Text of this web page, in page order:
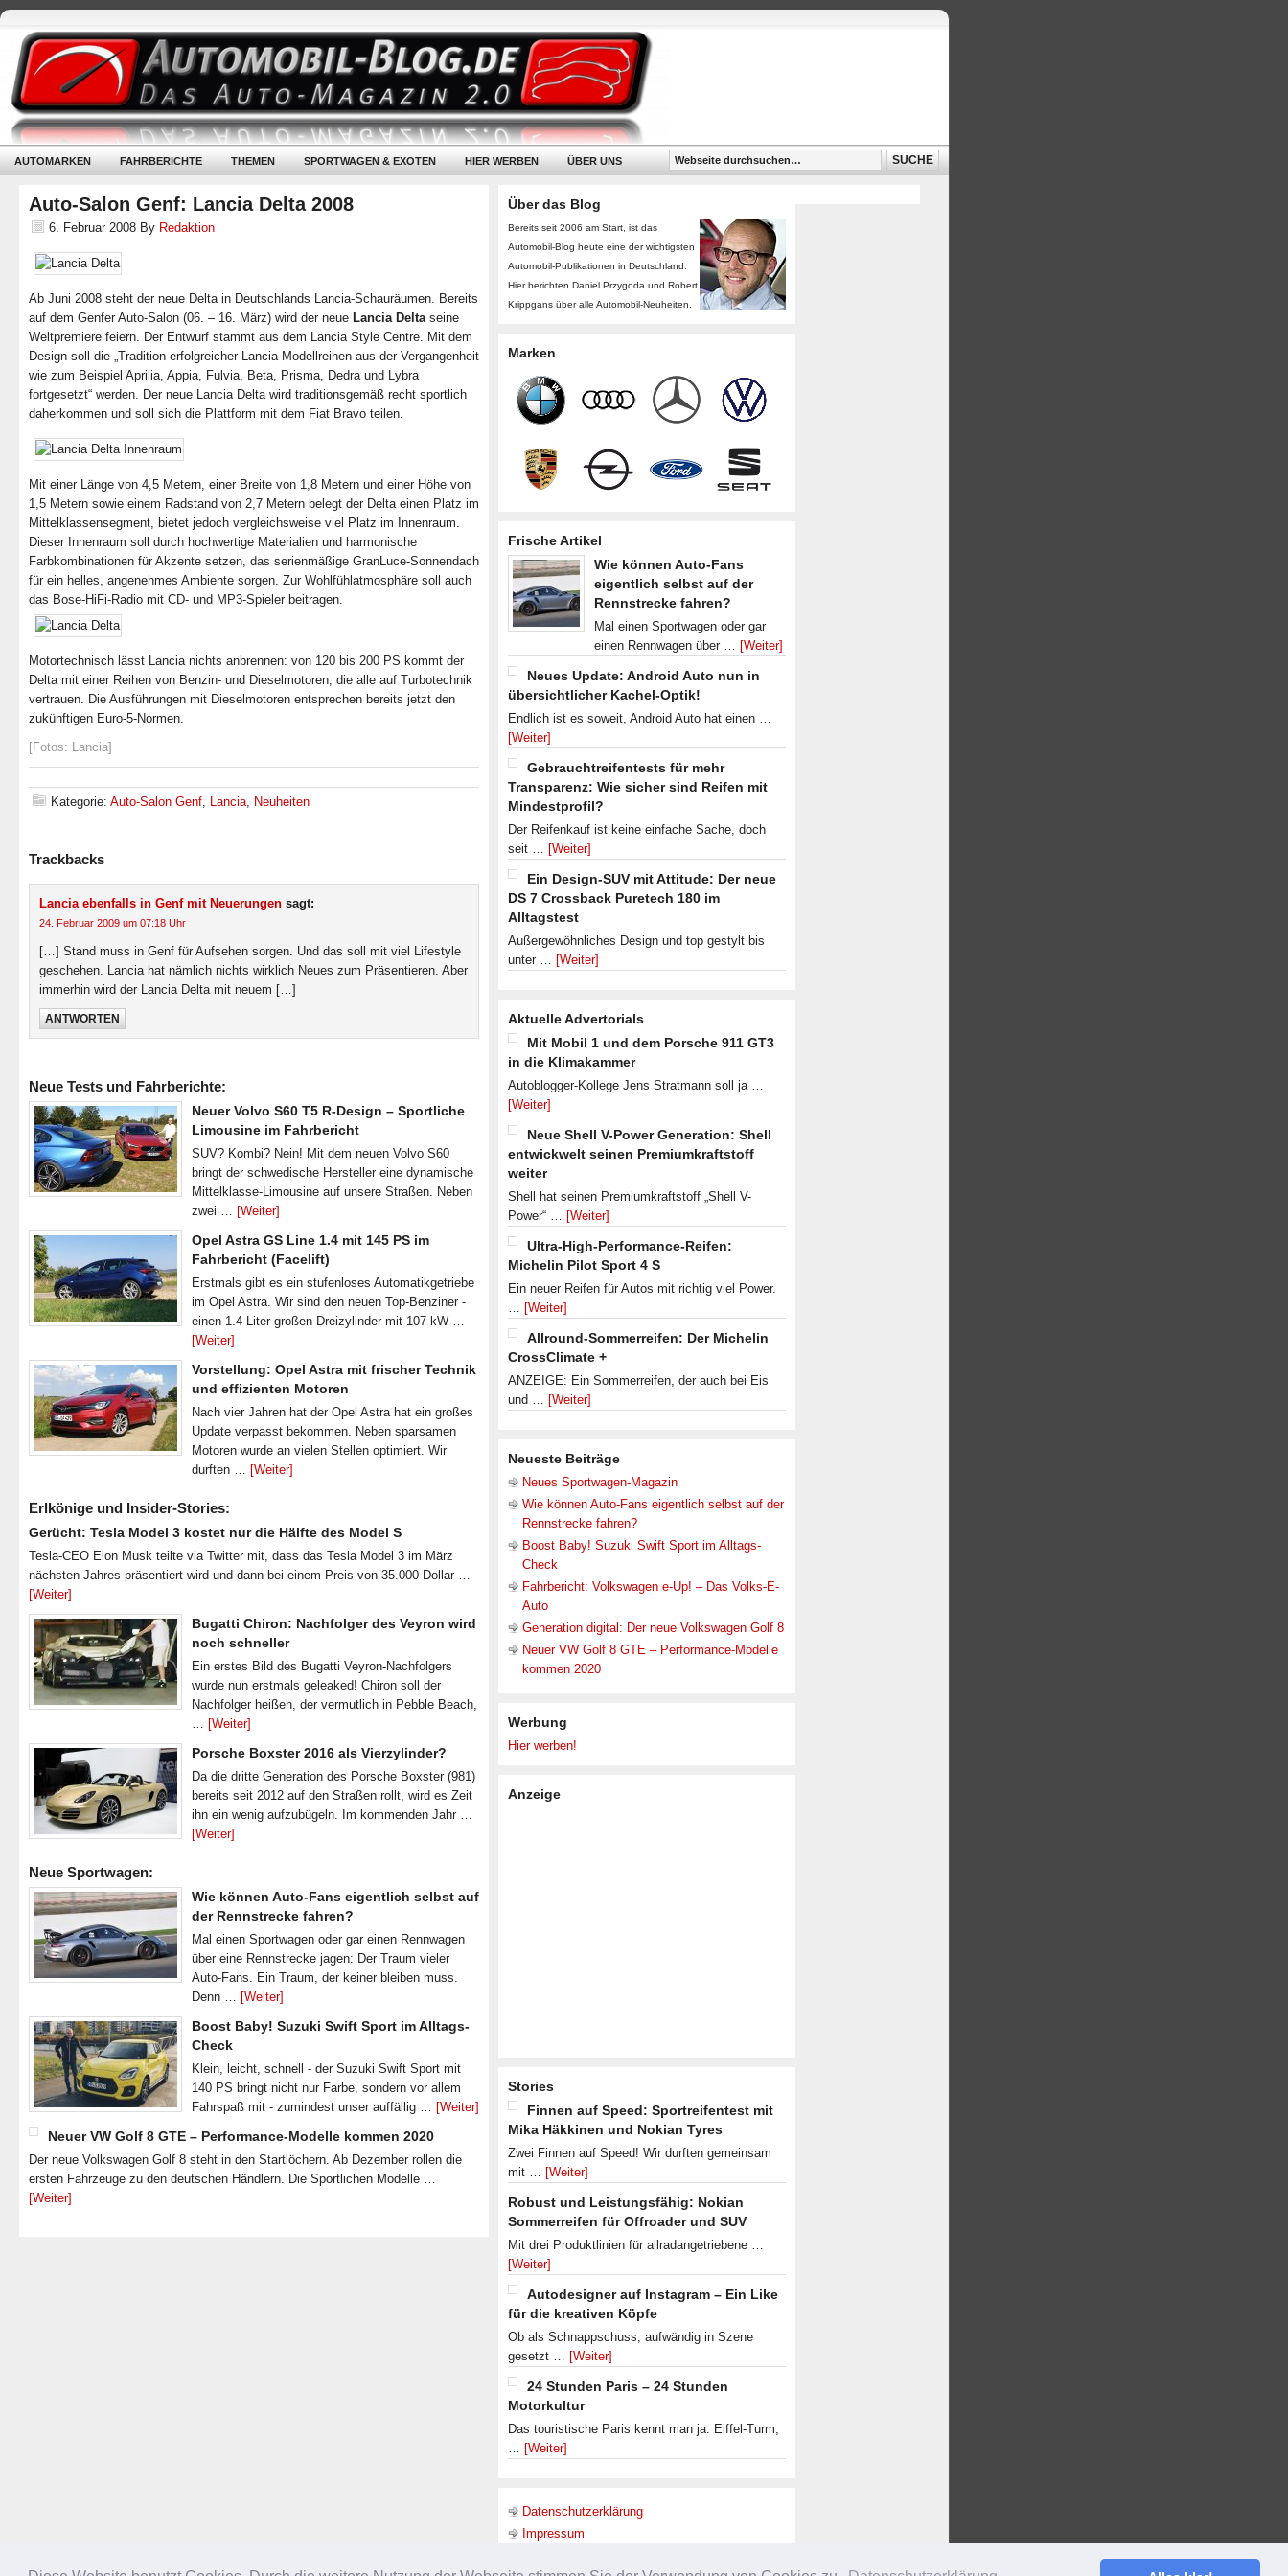
AUTOMARKEN FAHRBERICHTE THEMEN SPORTWAGEN & EXOTEN HIER WERBEN ÜBER UNS
Auto-Salon Genf: Lancia Delta 2008
6. Februar 2008 By Redaktion
Ab Juni 2008 steht der neue Delta in Deutschlands Lancia-Schauräumen. Bereits
auf dem Genfer Auto-Salon (06. – 16. März) wird der neue Lancia Deltaseine
Weltpremiere feiern. Der Entwurf stammt aus dem Lancia Style Centre. Mit dem
Design soll die „Tradition erfolgreicher Lancia-Modellreihen aus der Vergangenheit
wie zum Beispiel Aprilia, Appia, Fulvia, Beta, Prisma, Dedra und Lybra
fortgesetzt“ werden. Der neue Lancia Delta wird traditionsgemäß recht sportlich
daherkommen und soll sich die Plattform mit dem Fiat Bravo teilen.
Mit einer Länge von 4,5 Metern, einer Breite von 1,8 Metern und einer Höhe von
1,5 Metern sowie einem Radstand von 2,7 Metern belegt der Delta einen Platz im
Mittelklassensegment, bietet jedoch vergleichsweise viel Platz im Innenraum.
Dieser Innenraum soll durch hochwertige Materialien und harmonische
Farbkombinationen für Akzente setzen, das serienmäßige GranLuce-Sonnendach
für ein helles, angenehmes Ambiente sorgen. Zur Wohlfühlatmosphäre soll auch
das Bose-HiFi-Radio mit CD- und MP3-Spieler beitragen.
Motortechnisch lässt Lancia nichts anbrennen: von 120 bis 200 PS kommt der
Delta mit einer Reihen von Benzin- und Dieselmotoren, die alle auf Turbotechnik
vertrauen. Die Ausführungen mit Dieselmotoren entsprechen bereits jetzt den
zukünftigen Euro-5-Normen.
[Fotos: Lancia]
Kategorie: Auto-Salon Genf, Lancia, Neuheiten
Trackbacks
Lancia ebenfalls in Genf mit Neuerungen sagt:
24. Februar 2009 um 07:18 Uhr
[…] Stand muss in Genf für Aufsehen sorgen. Und das soll mit viel Lifestyle
geschehen. Lancia hat nämlich nichts wirklich Neues zum Präsentieren. Aber
immerhin wird der Lancia Delta mit neuem […]
ANTWORTEN
Neue Tests und Fahrberichte:
Neuer Volvo S60 T5 R-Design – Sportliche
Limousine im Fahrbericht
SUV? Kombi? Nein! Mit dem neuen Volvo S60
bringt der schwedische Hersteller eine dynamische
Mittelklasse-Limousine auf unsere Straßen. Neben
zwei … [Weiter]
Opel Astra GS Line 1.4 mit 145 PS im
Fahrbericht (Facelift)
Erstmals gibt es ein stufenloses Automatikgetriebe
im Opel Astra. Wir sind den neuen Top-Benziner -
einen 1.4 Liter großen Dreizylinder mit 107 kW …
[Weiter]
Vorstellung: Opel Astra mit frischer Technik
und effizienten Motoren
Nach vier Jahren hat der Opel Astra hat ein großes
Update verpasst bekommen. Neben sparsamen
Motoren wurde an vielen Stellen optimiert. Wir
durften … [Weiter]
Erlkönige und Insider-Stories:
Gerücht: Tesla Model 3 kostet nur die Hälfte des Model S
Tesla-CEO Elon Musk teilte via Twitter mit, dass das Tesla Model 3 im März
nächsten Jahres präsentiert wird und dann bei einem Preis von 35.000 Dollar …
[Weiter]
Bugatti Chiron: Nachfolger des Veyron wird
noch schneller
Ein erstes Bild des Bugatti Veyron-Nachfolgers
wurde nun erstmals geleaked! Chiron soll der
Nachfolger heißen, der vermutlich in Pebble Beach,
… [Weiter]
Porsche Boxster 2016 als Vierzylinder?
Da die dritte Generation des Porsche Boxster (981)
bereits seit 2012 auf den Straßen rollt, wird es Zeit
ihn ein wenig aufzubügeln. Im kommenden Jahr …
[Weiter]
Neue Sportwagen:
Wie können Auto-Fans eigentlich selbst auf
der Rennstrecke fahren?
Mal einen Sportwagen oder gar einen Rennwagen
über eine Rennstrecke jagen: Der Traum vieler
Auto-Fans. Ein Traum, der keiner bleiben muss.
Denn … [Weiter]
Boost Baby! Suzuki Swift Sport im Alltags-
Check
Klein, leicht, schnell - der Suzuki Swift Sport mit
140 PS bringt nicht nur Farbe, sondern vor allem
Fahrspaß mit - zumindest unser auffällig … [Weiter]
Neuer VW Golf 8 GTE – Performance-Modelle kommen 2020
Der neue Volkswagen Golf 8 steht in den Startlöchern. Ab Dezember rollen die
ersten Fahrzeuge zu den deutschen Händlern. Die Sportlichen Modelle …
[Weiter]
Über das Blog
Bereits seit 2006 am Start, ist das
Automobil-Blog heute eine der wichtigsten
Automobil-Publikationen in Deutschland.
Hier berichten Daniel Przygoda und Robert
Krippgans über alle Automobil-Neuheiten.
Marken
Frische Artikel
Wie können Auto-Fans
eigentlich selbst auf der
Rennstrecke fahren?
Mal einen Sportwagen oder gar
einen Rennwagen über … [Weiter]
Neues Update: Android Auto nun in
übersichtlicher Kachel-Optik!
Endlich ist es soweit, Android Auto hat einen …
[Weiter]
Gebrauchtreifentests für mehr
Transparenz: Wie sicher sind Reifen mit
Mindestprofil?
Der Reifenkauf ist keine einfache Sache, doch
seit … [Weiter]
Ein Design-SUV mit Attitude: Der neue
DS 7 Crossback Puretech 180 im
Alltagstest
Außergewöhnliches Design und top gestylt bis
unter … [Weiter]
Aktuelle Advertorials
Mit Mobil 1 und dem Porsche 911 GT3
in die Klimakammer
Autoblogger-Kollege Jens Stratmann soll ja …
[Weiter]
Neue Shell V-Power Generation: Shell
entwickwelt seinen Premiumkraftstoff
weiter
Shell hat seinen Premiumkraftstoff „Shell V-
Power“ … [Weiter]
Ultra-High-Performance-Reifen:
Michelin Pilot Sport 4 S
Ein neuer Reifen für Autos mit richtig viel Power.
… [Weiter]
Allround-Sommerreifen: Der Michelin
CrossClimate +
ANZEIGE: Ein Sommerreifen, der auch bei Eis
und … [Weiter]
Neueste Beiträge
Neues Sportwagen-Magazin
Wie können Auto-Fans eigentlich selbst auf der
Rennstrecke fahren?
Boost Baby! Suzuki Swift Sport im Alltags-
Check
Fahrbericht: Volkswagen e-Up! – Das Volks-E-
Auto
Generation digital: Der neue Volkswagen Golf 8
Neuer VW Golf 8 GTE – Performance-Modelle
kommen 2020
Werbung
Hier werben!
Anzeige
Stories
Finnen auf Speed: Sportreifentest mit
Mika Häkkinen und Nokian Tyres
Zwei Finnen auf Speed! Wir durften gemeinsam
mit … [Weiter]
Robust und Leistungsfähig: Nokian
Sommerreifen für Offroader und SUV
Mit drei Produktlinien für allradangetriebene …
[Weiter]
Autodesigner auf Instagram – Ein Like
für die kreativen Köpfe
Ob als Schnappschuss, aufwändig in Szene
gesetzt … [Weiter]
24 Stunden Paris – 24 Stunden
Motorkultur
Das touristische Paris kennt man ja. Eiffel-Turm,
… [Weiter]
Datenschutzerklärung
Impressum